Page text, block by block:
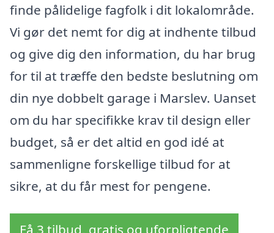
finde pålidelige fagfolk i dit lokalområde.
Vi gør det nemt for dig at indhente tilbud
og give dig den information, du har brug
for til at træffe den bedste beslutning om
din nye dobbelt garage i Marslev. Uanset
om du har specifikke krav til design eller
budget, så er det altid en god idé at
sammenligne forskellige tilbud for at
sikre, at du får mest for pengene.